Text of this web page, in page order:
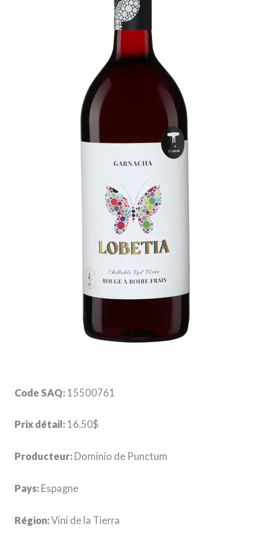
Code SAQ: 15500761
Prix détail: 16.50$
Producteur: Dominio de Punctum
Pays: Espagne
Région:Vini de la Tierra